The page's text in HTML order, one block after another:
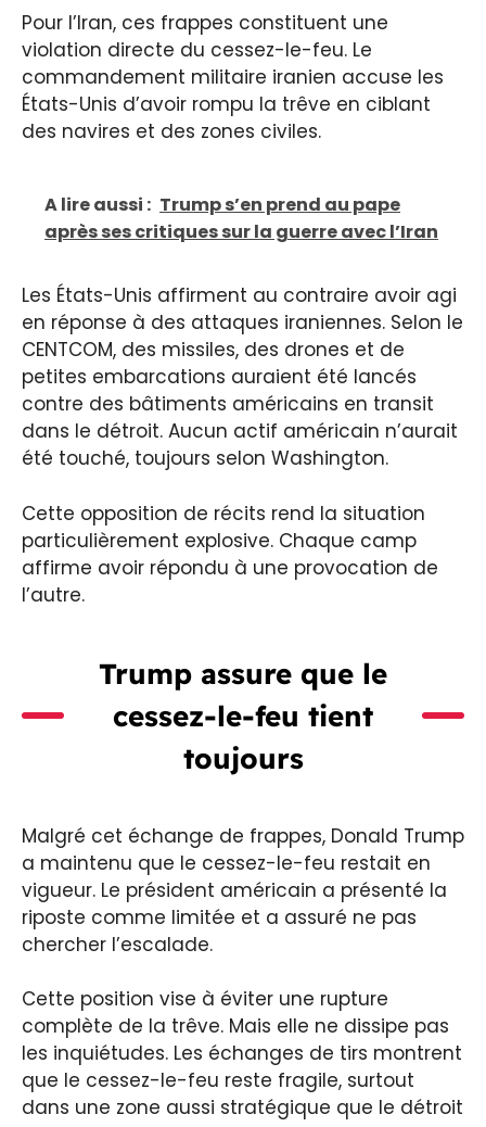
Pour l’Iran, ces frappes constituent une
violation directe du cessez-le-feu. Le
commandement militaire iranien accuse les
États-Unis d’avoir rompu la trêve en ciblant
des navires et des zones civiles.
A lire aussi : Trump s’en prend au pape
après ses critiques sur la guerre avec l’Iran
Les États-Unis affirment au contraire avoir agi
en réponse à des attaques iraniennes. Selon le
CENTCOM, des missiles, des drones et de
petites embarcations auraient été lancés
contre des bâtiments américains en transit
dans le détroit. Aucun actif américain n’aurait
été touché, toujours selon Washington.
Cette opposition de récits rend la situation
particulièrement explosive. Chaque camp
affirme avoir répondu à une provocation de
l’autre.
Trump assure que le
cessez-le-feu tient
toujours
Malgré cet échange de frappes, Donald Trump
a maintenu que le cessez-le-feu restait en
vigueur. Le président américain a présenté la
riposte comme limitée et a assuré ne pas
chercher l’escalade.
Cette position vise à éviter une rupture
complète de la trêve. Mais elle ne dissipe pas
les inquiétudes. Les échanges de tirs montrent
que le cessez-le-feu reste fragile, surtout
dans une zone aussi stratégique que le détroit